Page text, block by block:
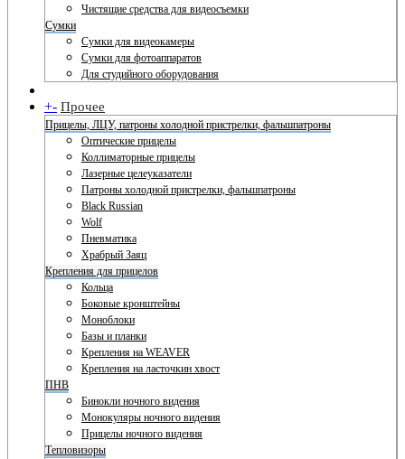
Чистящие средства для видеосъемки
Сумки
Сумки для видеокамеры
Сумки для фотоаппаратов
Для студийного оборудования
+- Прочее
Прицелы, ЛЦУ, патроны холодной пристрелки, фальшпатроны
Оптические прицелы
Коллиматорные прицелы
Лазерные целеуказатели
Патроны холодной пристрелки, фальшпатроны
Black Russian
Wolf
Пневматика
Храбрый Заяц
Крепления для прицелов
Кольца
Боковые кронштейны
Моноблоки
Базы и планки
Крепления на WEAVER
Крепления на ласточкин хвост
ПНВ
Бинокли ночного видения
Монокуляры ночного видения
Прицелы ночного видения
Тепловизоры